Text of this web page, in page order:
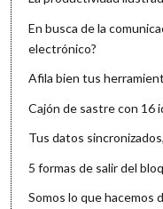
En busca de la
electrónico?
Afila bien tus
Cajón de sastre con 16
Tus datos
5 formas de salir del
Somos lo que hacemos